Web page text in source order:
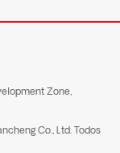
Zone,
Co., Ltd. Todos